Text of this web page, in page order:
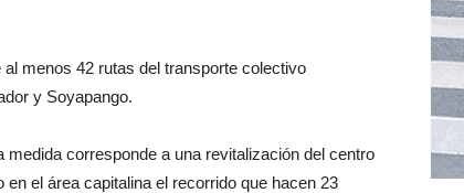
menos 42 rutas del transporte colectivo
y Soyapango.
corresponde a una revitalización del centro
el área capitalina el recorrido que hacen 23